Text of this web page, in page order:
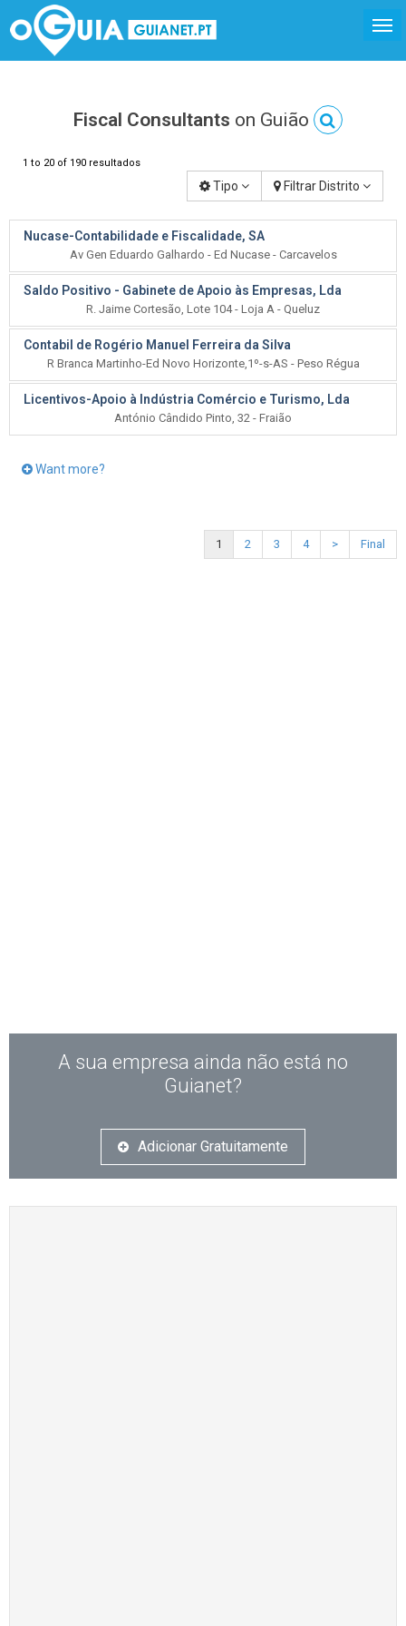
Fiscal Consultants on Guião
1 to 20 of 190 resultados
Tipo Filtrar Distrito
Nucase-Contabilidade e Fiscalidade, SA
Av Gen Eduardo Galhardo - Ed Nucase - Carcavelos
Saldo Positivo - Gabinete de Apoio às Empresas, Lda
R. Jaime Cortesão, Lote 104 - Loja A - Queluz
Contabil de Rogério Manuel Ferreira da Silva
R Branca Martinho-Ed Novo Horizonte,1º-s-AS - Peso Régua
Licentivos-Apoio à Indústria Comércio e Turismo, Lda
António Cândido Pinto, 32 - Fraião
Want more?
1 2 3 4 > Final
A sua empresa ainda não está no
Guianet?
Adicionar Gratuitamente